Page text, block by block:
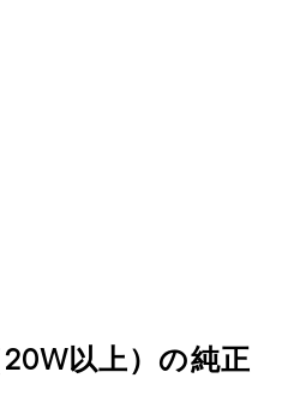
以上）の純正